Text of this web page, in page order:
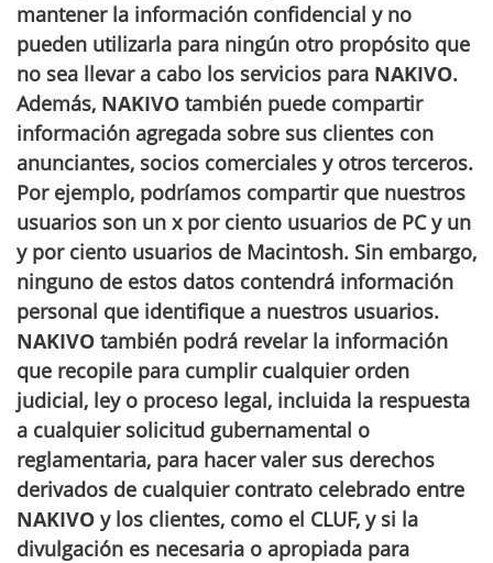
mantener la información confidencial y no
pueden utilizarla para ningún otro propósito que
no sea llevar a cabo los servicios para NAKIVO.
Además, NAKIVO también puede compartir
información agregada sobre sus clientes con
anunciantes, socios comerciales y otros terceros.
Por ejemplo, podríamos compartir que nuestros
usuarios son un x por ciento usuarios de PC y un
y por ciento usuarios de Macintosh. Sin embargo,
ninguno de estos datos contendrá información
personal que identifique a nuestros usuarios.
NAKIVO también podrá revelar la información
que recopile para cumplir cualquier orden
judicial, ley o proceso legal, incluida la respuesta
a cualquier solicitud gubernamental o
reglamentaria, para hacer valer sus derechos
derivados de cualquier contrato celebrado entre
NAKIVO y los clientes, como el CLUF, y si la
divulgación es necesaria o apropiada para